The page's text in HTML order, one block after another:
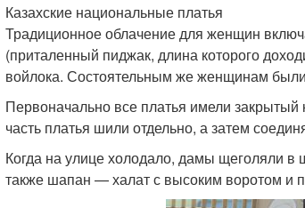
Казахские национальные платья
Традиционное облачение для женщин
(приталенный пиджак, длина которого
войлока. Состоятельным же женщинам
Первоначально все платья имели
часть платья шили отдельно, а затем
Когда на улице холодало, дамы щеголяли в
также шапан — халат с высоким воротом и